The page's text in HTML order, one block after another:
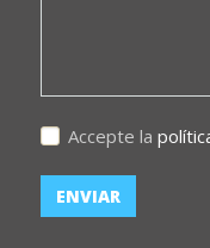
Accepte la